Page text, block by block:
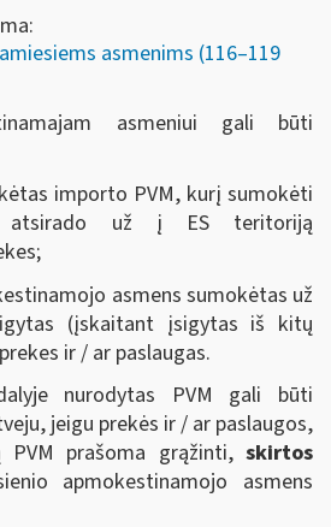
asmenims (116–119
asmeniui gali būti
importo PVM, kurį sumokėti
atsirado už į ES teritoriją
asmens sumokėtas už
(įskaitant įsigytas iš kitų
ir / ar paslaugas.
nurodytas PVM gali būti
jeigu prekės ir / ar paslaugos,
prašoma grąžinti, skirtos
apmokestinamojo asmens